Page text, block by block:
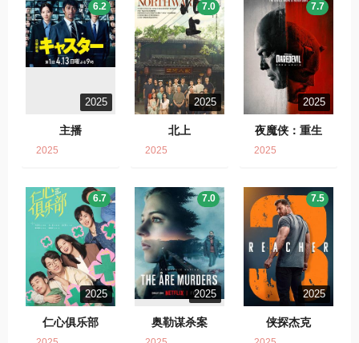
2025
主播
6.2
2025
2025
北上
7.0
2025
2025
夜魔侠：重生
7.7
2025
2025
仁心俱乐部
6.7
2025
奥勒谋杀案
7.0
2025
侠探杰克
7.5